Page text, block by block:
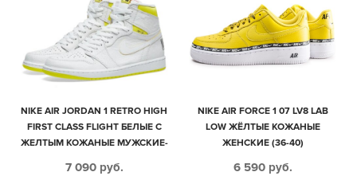
NIKE AIR JORDAN 1 RETRO HIGH
FIRST CLASS FLIGHT БЕЛЫЕ С
ЖЕЛТЫМ КОЖАНЫЕ МУЖСКИЕ-
7 090 руб.
NIKE AIR FORCE 1 07 LV8 LAB
LOW ЖЁЛТЫЕ КОЖАНЫЕ
ЖЕНСКИЕ (36-40)
6 590 руб.